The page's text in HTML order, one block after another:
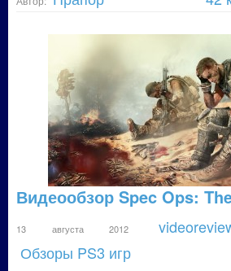
Видеообзор Spec Ops:
13 августа 2012
Обзоры PS3 игр